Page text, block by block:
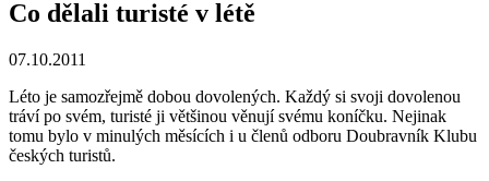
Co dělali turisté v létě
07.10.2011
Léto je samozřejmě dobou dovolených. Každý si svoji dovolenou
tráví po svém, turisté ji většinou věnují svému koníčku. Nejinak
tomu bylo v minulých měsících i u členů odboru Doubravník Klubu
českých turistů.